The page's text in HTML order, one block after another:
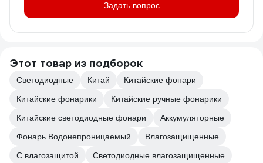
Задать вопрос
Этот товар из подборок
Светодиодные Китай
Китайские фонари
Китайские фонарики
Китайские ручные фонарики
Китайские светодиодные фонари
Аккумуляторные
Фонарь Водонепроницаемый
Влагозащищенные
С влагозащитой
Светодиодные влагозащищенные